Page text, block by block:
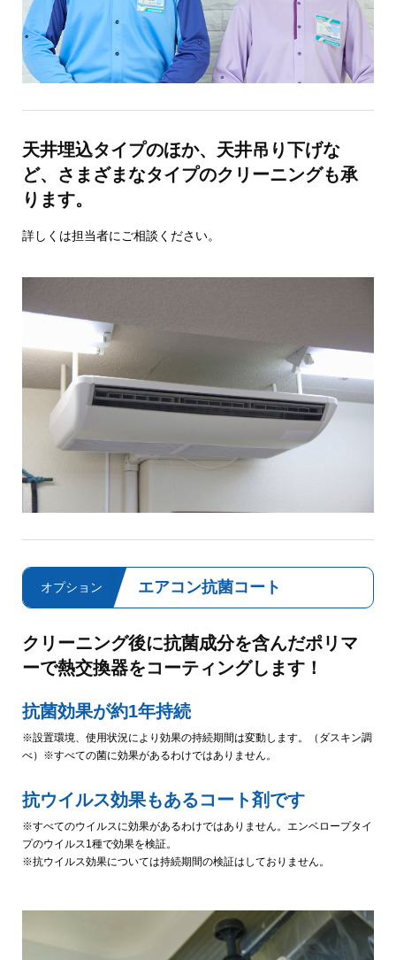
天井埋込タイプのほか、天井吊り下げな
ど、さまざまなタイプのクリーニングも承
ります。
詳しくは担当者にご相談ください。
オプション エアコン抗菌コート
クリーニング後に抗菌成分を含んだポリマ
ーで熱交換器をコーティングします！
抗菌効果が約1年持続
※設置環境、使用状況により効果の持続期間は変動します。（ダスキン調
べ）※すべての菌に効果があるわけではありません。
抗ウイルス効果もあるコート剤です
※すべてのウイルスに効果があるわけではありません。エンベロープタイ
プのウイルス1種で効果を検証。
※抗ウイルス効果については持続期間の検証はしておりません。